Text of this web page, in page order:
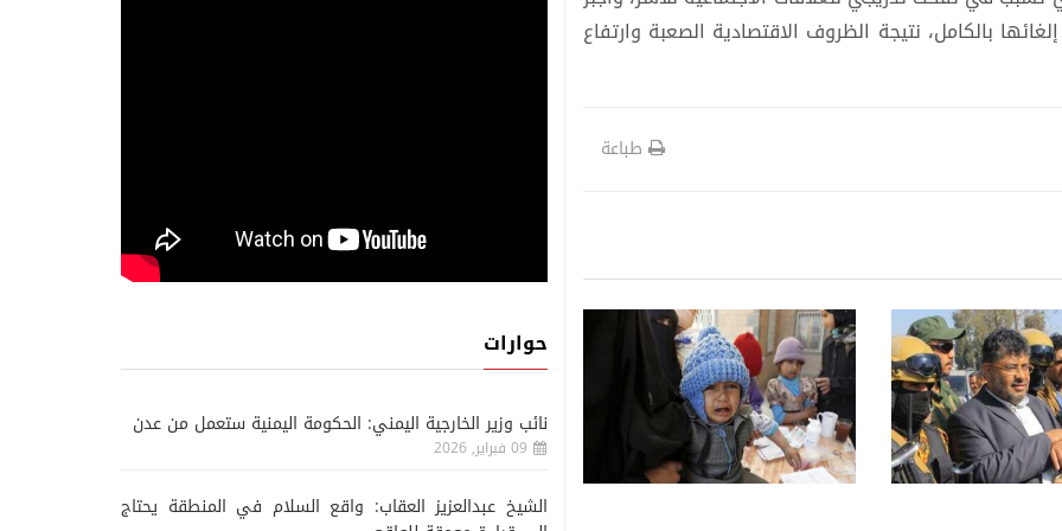
بالكامل، نتيجة الظروف الاقتصادية الصعبة وارتفاع
طباعة
أخبار خاصة
08 اغسطس, 2026
اليمنية تدين تفجير
حصن "دار المعلا"
06 اغسطس, 2026
الحوثيون يروجون أرقاماً لتبرئة
سجلهم والتنصل من تدمير
الاقتصاد
الحوثيون يكرّسون نهج الاستيلاء
على الأملاك العامة في إب
فرار المقاتلين يربك
حوارات
نائب وزير الخارجية اليمني: الحكومة اليمنية ستعمل من عدن
09 فبراير, 2026
الشيخ عبدالعزيز العقاب: واقع السلام في المنطقة يحتاج